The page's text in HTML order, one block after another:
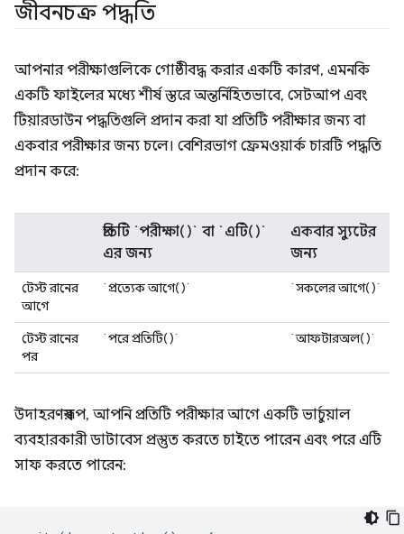
জীবনচক্র পদ্ধতি
আপনার পরীক্ষাগুলিকে গোষ্ঠীবদ্ধ করার একটি কারণ, এমনকি
একটি ফাইলের মধ্যে শীর্ষ স্তরে অন্তর্নিহিতভাবে, সেটআপ এবং
টিয়ারডাউন পদ্ধতিগুলি প্রদান করা যা প্রতিটি পরীক্ষার জন্য বা
একবার পরীক্ষার জন্য চলে। বেশিরভাগ ফ্রেমওয়ার্ক চারটি পদ্ধতি
প্রদান করে:
প্রতিটি `পরীক্ষা()` বা `এটি()`
এর জন্য
একবার স্যুটের
জন্য
টেস্ট রানের
আগে
`প্রত্যেক আগে()` `সকলের আগে()`
টেস্ট রানের
পর
`পরে প্রতিটি()` `আফটারঅল()`
উদাহরণস্বরূপ, আপনি প্রতিটি পরীক্ষার আগে একটি ভার্চুয়াল
ব্যবহারকারী ডাটাবেস প্রস্তুত করতে চাইতে পারেন এবং পরে এটি
সাফ করতে পারেন: